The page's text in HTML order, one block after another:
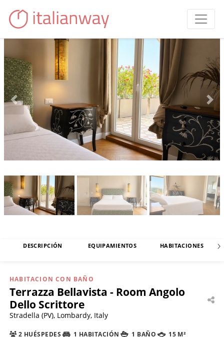
DESCRIPCIÓN EQUIPAMIENTOS HABITACIONES
HABITACION CON BAÑO
Terrazza Bellavista - Room Angolo
Dello Scrittore
Stradella (PV), Lombardy, Italy
2 HUÉSPEDES 1 HABITACIÓN 1 BAÑO 15 M²